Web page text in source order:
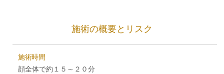
施術の概要とリスク
施術時間
顔全体で約１５～２０分